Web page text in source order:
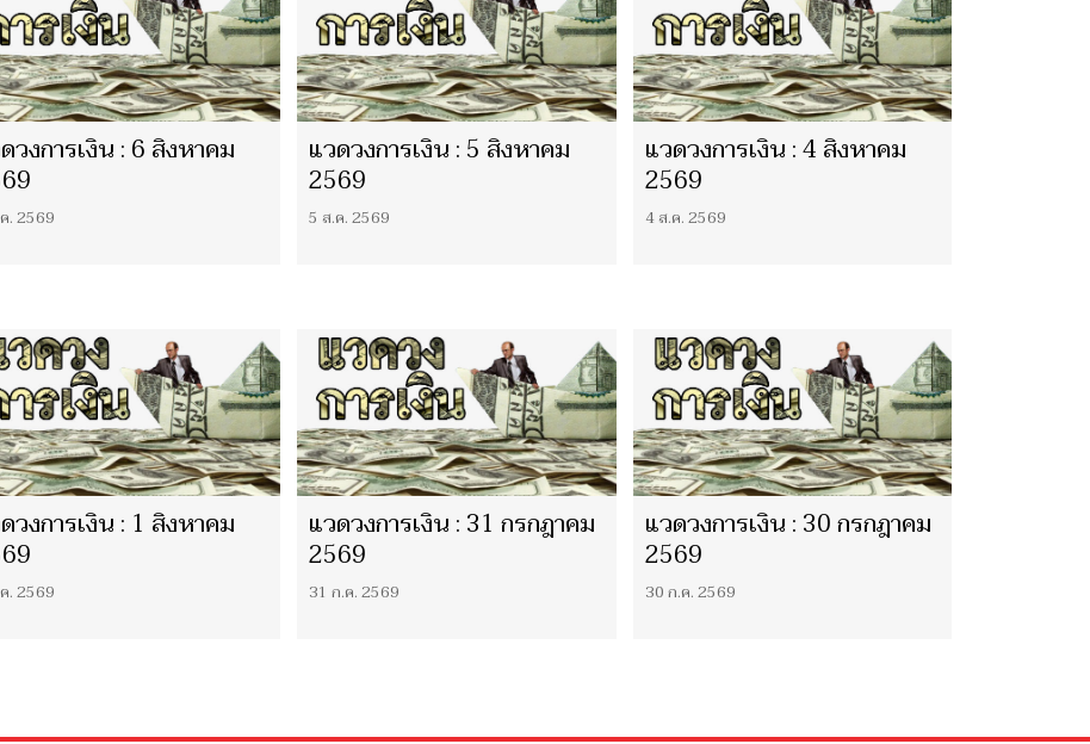
วงการเงิน : 6 สิงหาคม
. 2569
แวดวงการเงิน : 5 สิงหาคม
2569
5 ส.ค. 2569
แวดวงการเงิน : 4 สิงหาคม
2569
4 ส.ค. 2569
วงการเงิน : 1 สิงหาคม
. 2569
แวดวงการเงิน : 31 กรกฎาคม
2569
31 ก.ค. 2569
แวดวงการเงิน : 30 กรกฎาคม
2569
30 ก.ค. 2569